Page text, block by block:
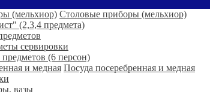
Столовые приборы (мельхиор)
(2,3,4 предмета)
сервировки
(6 персон)
Посуда посеребренная и медная
вазы